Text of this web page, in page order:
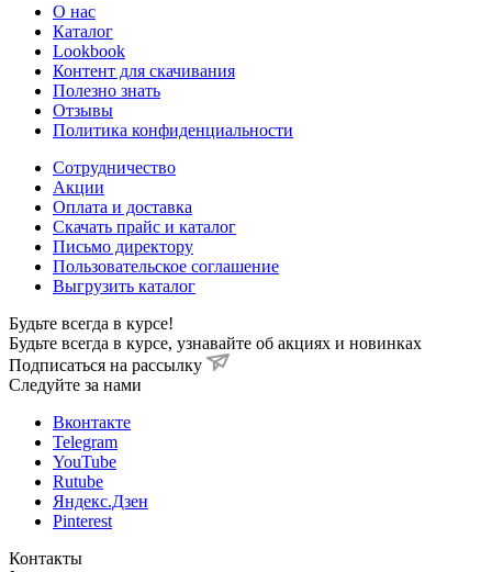
О нас
Каталог
Lookbook
Контент для скачивания
Полезно знать
Отзывы
Политика конфиденциальности
Сотрудничество
Акции
Оплата и доставка
Скачать прайс и каталог
Письмо директору
Пользовательское соглашение
Выгрузить каталог
Будьте всегда в курсе!
Будьте всегда в курсе, узнавайте об акциях и новинках
Подписаться на рассылку
Cледуйте за нами
Вконтакте
Telegram
YouTube
Rutube
Яндекс.Дзен
Pinterest
Контакты